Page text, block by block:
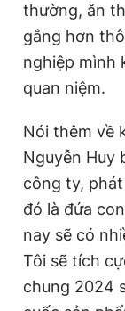
thường, ăn
gắng hơn
nghiệp mình
quan niệm.
Nói thêm về
Nguyễn Huy
công ty,
đó là đứa
nay sẽ có
Tôi sẽ tích
chung 2024